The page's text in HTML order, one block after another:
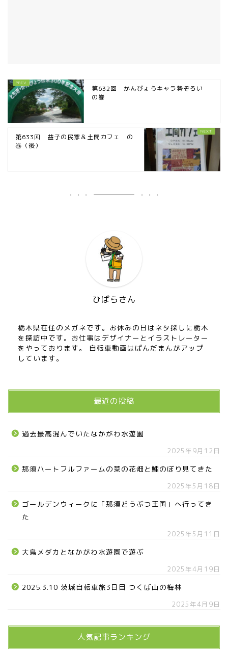
第632回 かんぴょうキャラ勢ぞろい
の巻
第633回 益子の民家＆土間カフェ の
巻（後）
ひばらさん
栃木県在住のメガネです。お休みの日はネタ探しに栃木
を探訪中です。お仕事はデザイナーとイラストレーター
をやっております。 自転車動画はぱんだまんがアップ
しています。
最近の投稿
過去最高混んでいたなかがわ水遊園
2025年9月12日
那須ハートフルファームの菜の花畑と鯉のぼり見てきた
2025年5月18日
ゴールデンウィークに「那須どうぶつ王国」へ行ってき
た
2025年5月11日
大鳥メダカとなかがわ水遊園で遊ぶ
2025年4月19日
2025.3.10 茨城自転車旅3日目 つくば山の梅林
2025年4月9日
人気記事ランキング